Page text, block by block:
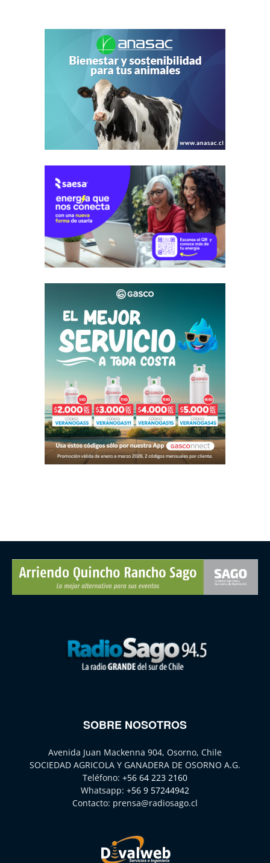
SOBRE NOSOTROS
Avenida Juan Mackenna 904, Osorno, Chile
SOCIEDAD AGRICOLA Y GANADERA DE OSORNO A.G.
Teléfono: +56 64 223 2160
Whatsapp: +56 9 57244942
Contacto: prensa@radiosago.cl